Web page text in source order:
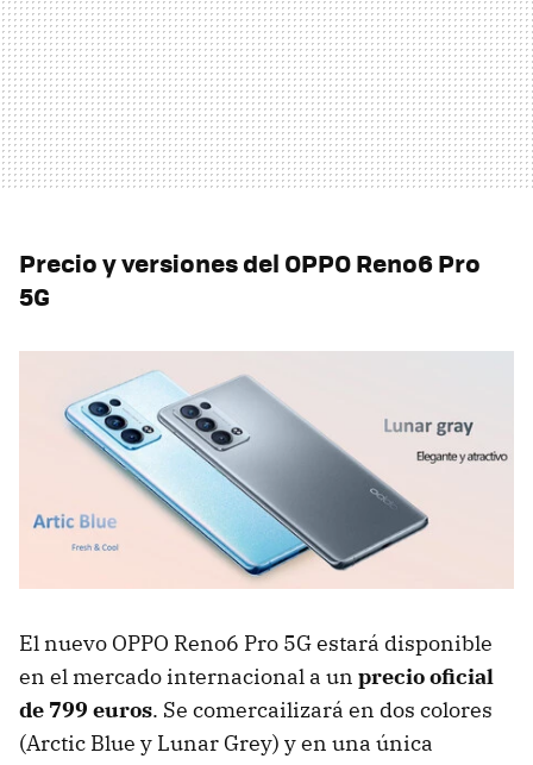
Precio y versiones del OPPO Reno6 Pro
5G
El nuevo OPPO Reno6 Pro 5G estará disponible
en el mercado internacional a un precio oficial
de 799 euros. Se comercailizará en dos colores
(Arctic Blue y Lunar Grey) y en una única